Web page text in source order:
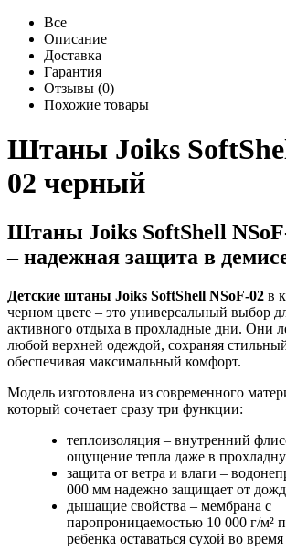
Все
Описание
Доставка
Гарантия
Отзывы (0)
Похожие товары
Штаны Joiks
02 черный
Штаны Joiks SoftShell
– надежная защита в
Детские штаны Joiks SoftShell NSoF-02 в
черном цвете – это универсальный выбор
активного отдыха в прохладные дни. Они
любой верхней одеждой, сохраняя
обеспечивая максимальный комфорт.
Модель изготовлена из современного
который сочетает сразу три функции:
теплоизоляция – внутренний
ощущение тепла даже в
защита от ветра и влаги –
000 мм надежно защищает от
дышащие свойства – мембрана с
паропроницаемостью 10 000 г/м²
ребенка оставаться сухой во